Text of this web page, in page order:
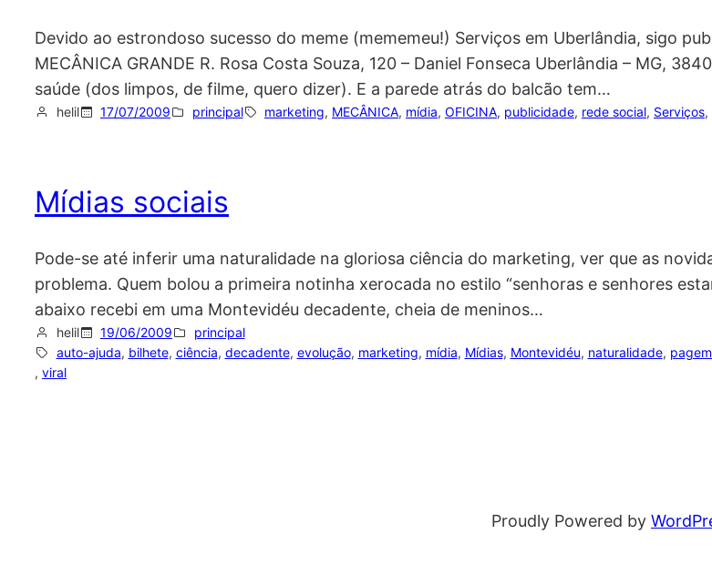
Devido ao estrondoso sucesso do meme (mememeu!) Serviços em Uberlândia, sigo
MECÂNICA GRANDE R. Rosa Costa Souza, 120 – Daniel Fonseca Uberlândia – MG,
saúde (dos limpos, de filme, quero dizer). E a parede atrás do balcão tem…
helil 17/07/2009 principal marketing, MECÂNICA, mídia, OFICINA, publicidade, rede social, Serviços,
Mídias sociais
Pode-se até inferir uma naturalidade na gloriosa ciência do marketing, ver que as
problema. Quem bolou a primeira notinha xerocada no estilo “senhoras e senhores
abaixo recebi em uma Montevidéu decadente, cheia de meninos…
helil 19/06/2009
principal
auto-ajuda, bilhete, ciência, decadente, evolução, marketing, mídia, Mídias, Montevidéu, naturalidade,
, viral
Proudly Powered by